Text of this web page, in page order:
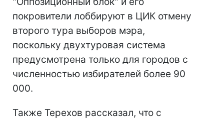
покровители лоббируют в ЦИК отмену
второго тура выборов мэра,
поскольку двухтуровая система
предусмотрена только для городов с
численностью избирателей более 90
000.
Также Терехов рассказал, что с